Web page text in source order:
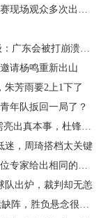
“黑哨”及谩骂裁判员情况
东会被打崩溃吗？
请杨鸣重新出山
朱芳雨要2上1下了
年队扳回一局了？
本事，杜锋恐惨败
迷，周琦搭档太关键
家给出相同的解读
队出炉，裁判却无恙
，胜负悬念很大！